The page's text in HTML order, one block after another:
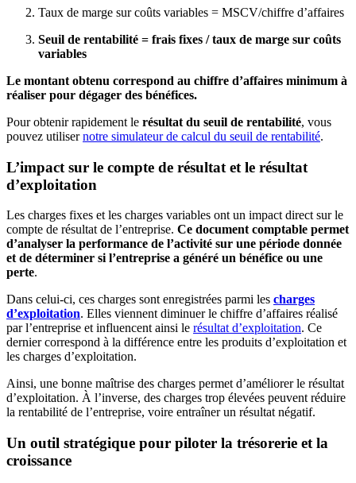
Taux de marge sur coûts variables = MSCV/chiffre d’affaires
Seuil de rentabilité = frais fixes / taux de marge sur coûts
variables
Le montant obtenu correspond au chiffre d’affaires minimum à
réaliser pour dégager des bénéfices.
Pour obtenir rapidement le résultat du seuil de rentabilité, vous
pouvez utilisernotre simulateur de calcul du seuil de rentabilité.
L’impact sur le compte de résultat et le résultat
d’exploitation
Les charges fixes et les charges variables ont un impact direct sur le
compte de résultat de l’entreprise. Ce document comptable permet
d’analyser la performance de l’activité sur une période donnée
et de déterminer si l’entreprise a généré un bénéfice ou une
perte.
Dans celui-ci, ces charges sont enregistrées parmi les charges
d’exploitation. Elles viennent diminuer le chiffre d’affaires réalisé
par l’entreprise et influencent ainsi le résultat d’exploitation. Ce
dernier correspond à la différence entre les produits d’exploitation et
les charges d’exploitation.
Ainsi, une bonne maîtrise des charges permet d’améliorer le résultat
d’exploitation. À l’inverse, des charges trop élevées peuvent réduire
la rentabilité de l’entreprise, voire entraîner un résultat négatif.
Un outil stratégique pour piloter la trésorerie et la
croissance